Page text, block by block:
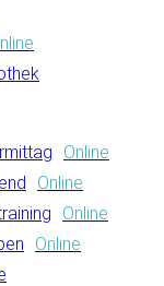
Online
Online
Online
Online